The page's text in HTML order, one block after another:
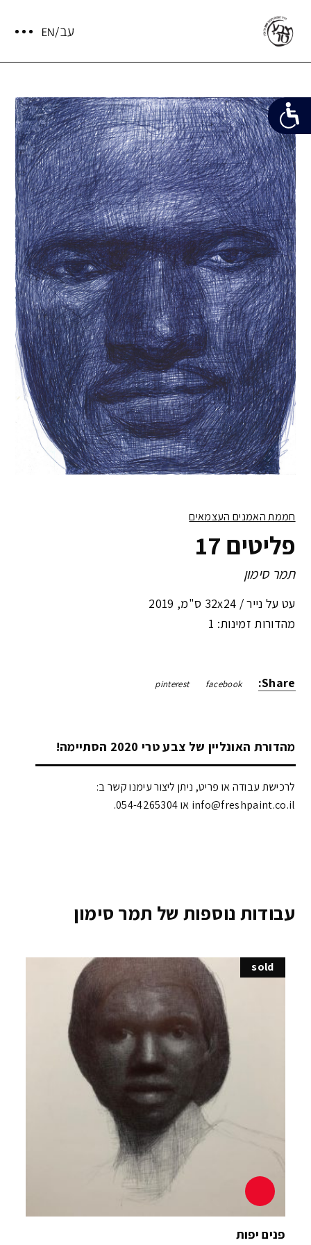
חממת האמנים העצמאים
פליטים 17
תמר סימון
עט על נייר / 32x24 ס"מ ,
מהדורות זמינות: 1
Share:
facebook
pinterest
מהדורת האונליין של צבע טרי 2020 הסתיימה!
לרכישת עבודה או פריט, ניתן ליצור עימנו קשר ב:
info@freshpaint.co.il‏ או 054-4265304.
עבודות נוספות של תמר סימון
sold
פנים יפות